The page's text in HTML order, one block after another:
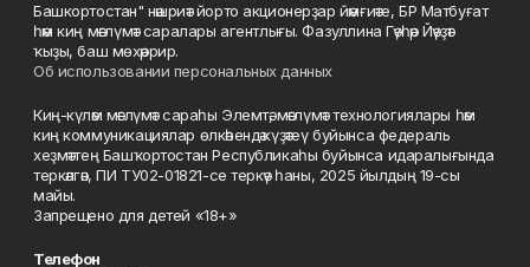
Башкортостан" нәшриәт йорто акционерҙар йәмғиәте, БР Матбуғат
һәм киң мәғлүмәт саралары агентлығы. Фазуллина Гәүһәр Йәүҙәт
ҡыҙы, баш мөхәррир.
Об использовании персональных данных
Киң-күләм мәғлүмәт сараһы Элемтә, мәғлүмәт технологиялары һәм
киң коммуникациялар өлкәһендә күҙәтеү буйынса федераль
хеҙмәттең Башҡортостан Республикаһы буйынса идаралығында
теркәлгән, ПИ ТУ02-01821-се теркәү һаны, 2025 йылдың 19-сы
майы.
Запрещено для детей «18+»
Телефон